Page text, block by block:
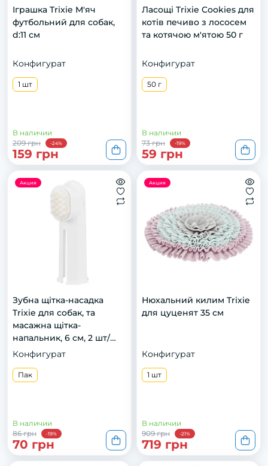
Іграшка Trixie М'яч
футбольний для собак,
d:11 см
Конфигурат
1 шт
В наличии
209 грн
-24%
159 грн
Ласощі Trixie Cookies для
котів печиво з лососем
та котячою м'ятою 50 г
Конфигурат
50 г
В наличии
73 грн
-19%
59 грн
Акция
Зубна щітка-насадка
Trixie для собак, та
масажна щітка-
напальник, 6 см, 2 шт/
упак
Конфигурат
Пак
В наличии
86 грн
-19%
70 грн
Акция
Нюхальний килим Trixie
для цуценят 35 см
Конфигурат
1 шт
В наличии
909 грн
-21%
719 грн